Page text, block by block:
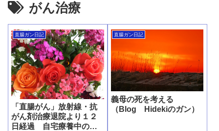
がん治療
直腸ガン日記
「直腸がん」放射線・抗
がん剤治療退院より１２
日経過 自宅療養中の現
直腸ガン日記
義母の死を考える
（Blog Hidekiのガン）